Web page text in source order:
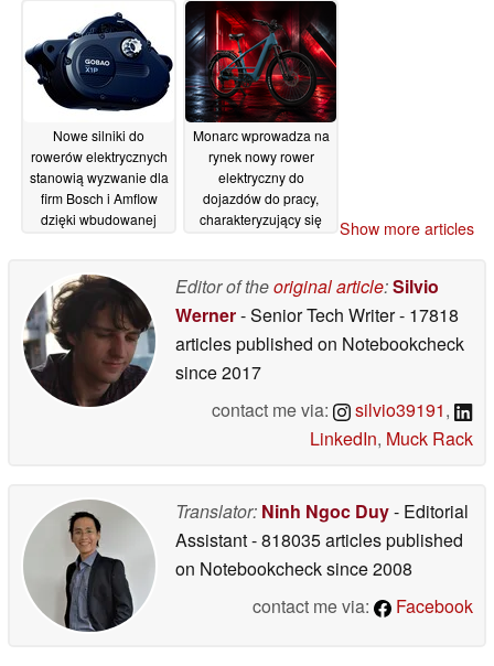
godzinę
09/07/2026
poprawioną
responsywność
07/07/2026
Nowe silniki do
rowerów elektrycznych
stanowią wyzwanie dla
firm Bosch i Amflow
dzięki wbudowanej
obrotowemu
sięgającemu nawet
150 Nm27/06/2026
Monarc wprowadza na
rynek nowy rower
elektryczny do
dojazdów do pracy,
charakteryzujący się
wynoszącym 130 mil
Show more articles
Editor of theoriginal article:Silvio
Werner- Senior Tech Writer- 17818
articles published on Notebookcheck
since 2017
contact me via:
silvio39191,
LinkedIn, Muck Rack
Translator: Ninh Ngoc Duy- Editorial
Assistant- 818035 articles published
on Notebookchecksince 2008
contact me via:
Facebook